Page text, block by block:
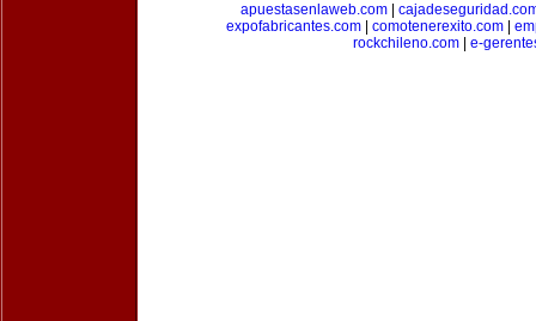
apuestasenlaweb.com
expofabricantes.com| comotenerexito.com|
rockchileno.com| e-